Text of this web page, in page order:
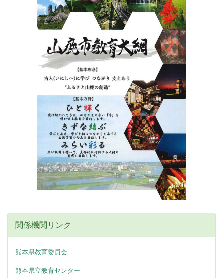
関係機関リンク
熊本県教育委員会
熊本県立教育センター